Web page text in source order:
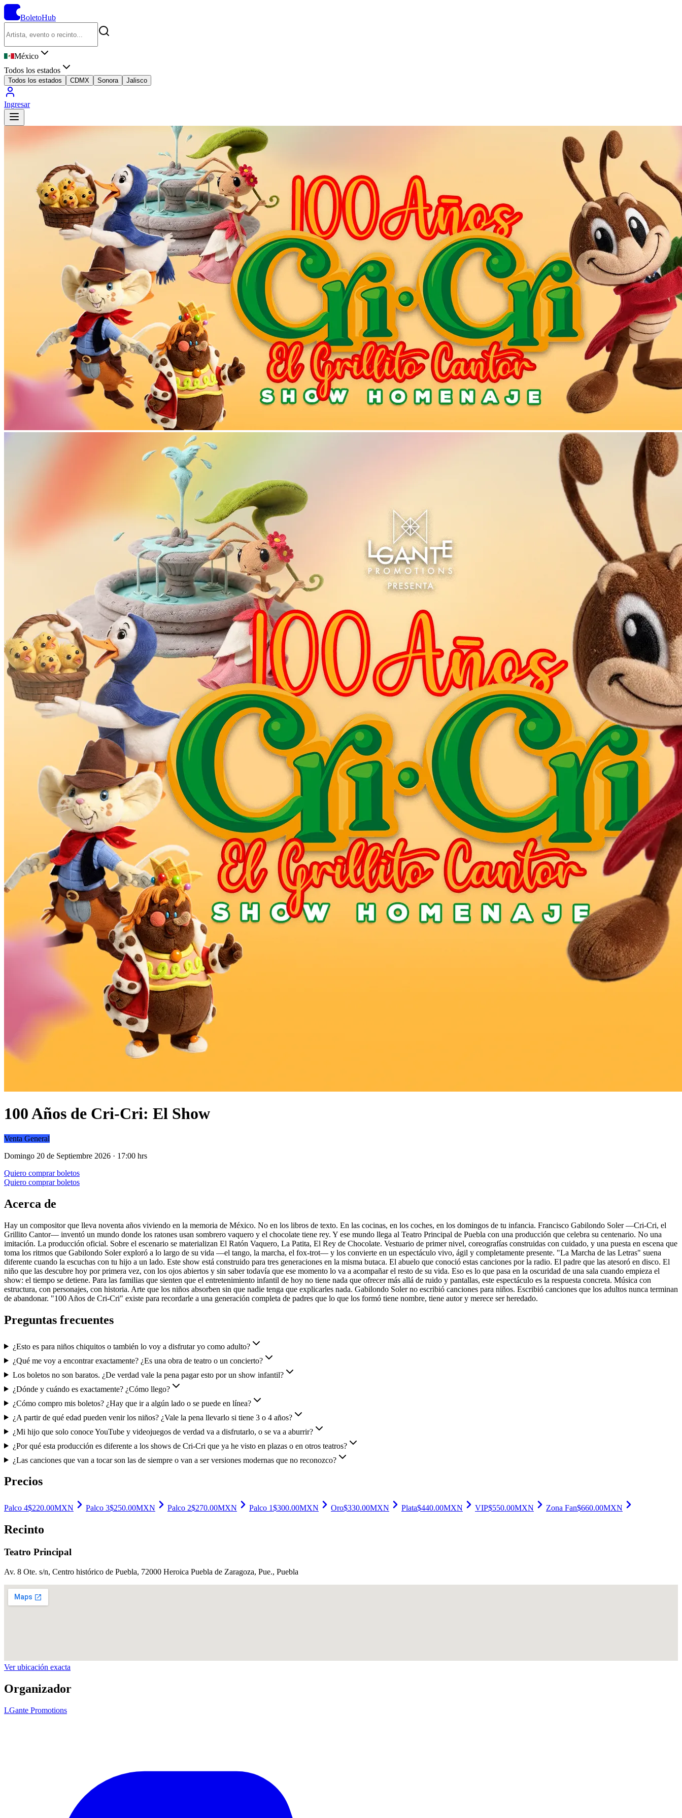
BoletoHub
México
Todos los estados
Todos los estados CDMX Sonora Jalisco
Ingresar
100 Años de Cri-Cri: El Show
Venta General
Domingo 20 de Septiembre 2026 · 17:00 hrs
Quiero comprar boletos
Quiero comprar boletos
Acerca de
Hay un compositor que lleva noventa años viviendo en la memoria de México. No en los libros de texto. En las cocinas, en los coches, en los domingos de tu infancia. Francisco Gabilondo Soler —Cri-Cri, el
Grillito Cantor— inventó un mundo donde los ratones usan sombrero vaquero y el chocolate tiene rey. Y ese mundo llega al Teatro Principal de Puebla con una producción que celebra su centenario. No una
imitación. La producción oficial. Sobre el escenario se materializan El Ratón Vaquero, La Patita, El Rey de Chocolate. Vestuario de primer nivel, coreografías construidas con cuidado, y una puesta en escena que
toma los ritmos que Gabilondo Soler exploró a lo largo de su vida —el tango, la marcha, el fox-trot— y los convierte en un espectáculo vivo, ágil y completamente presente. "La Marcha de las Letras" suena
diferente cuando la escuchas con tu hijo a un lado. Este show está construido para tres generaciones en la misma butaca. El abuelo que conoció estas canciones por la radio. El padre que las atesoró en disco. El
niño que las descubre hoy por primera vez, con los ojos abiertos y sin saber todavía que ese momento lo va a acompañar el resto de su vida. Eso es lo que pasa en la oscuridad de una sala cuando empieza el
show: el tiempo se detiene. Para las familias que sienten que el entretenimiento infantil de hoy no tiene nada que ofrecer más allá de ruido y pantallas, este espectáculo es la respuesta concreta. Música con
estructura, con personajes, con historia. Arte que los niños absorben sin que nadie tenga que explicarles nada. Gabilondo Soler no escribió canciones para niños. Escribió canciones que los adultos nunca terminan
de abandonar. "100 Años de Cri-Cri" existe para recordarle a una generación completa de padres que lo que los formó tiene nombre, tiene autor y merece ser heredado.
Preguntas frecuentes
¿Esto es para niños chiquitos o también lo voy a disfrutar yo como adulto?
¿Qué me voy a encontrar exactamente? ¿Es una obra de teatro o un concierto?
Los boletos no son baratos. ¿De verdad vale la pena pagar esto por un show infantil?
¿Dónde y cuándo es exactamente? ¿Cómo llego?
¿Cómo compro mis boletos? ¿Hay que ir a algún lado o se puede en línea?
¿A partir de qué edad pueden venir los niños? ¿Vale la pena llevarlo si tiene 3 o 4 años?
¿Mi hijo que solo conoce YouTube y videojuegos de verdad va a disfrutarlo, o se va a aburrir?
¿Por qué esta producción es diferente a los shows de Cri-Cri que ya he visto en plazas o en otros teatros?
¿Las canciones que van a tocar son las de siempre o van a ser versiones modernas que no reconozco?
Precios
Palco 4$220.00MXN Palco 3$250.00MXN Palco 2$270.00MXN Palco 1$300.00MXN Oro$330.00MXN Plata$440.00MXN VIP$550.00MXN Zona Fan$660.00MXN
Recinto
Teatro Principal
Av. 8 Ote. s/n, Centro histórico de Puebla, 72000 Heroica Puebla de Zaragoza, Pue., Puebla
Ver ubicación exacta
Organizador
LGante Promotions